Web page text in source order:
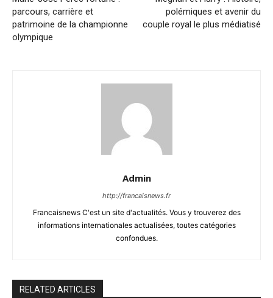
parcours, carrière et
patrimoine de la championne
olympique
polémiques et avenir du
couple royal le plus médiatisé
Admin
http://francaisnews.fr
Francaisnews C'est un site d'actualités. Vous y trouverez des
informations internationales actualisées, toutes catégories
confondues.
RELATED ARTICLES